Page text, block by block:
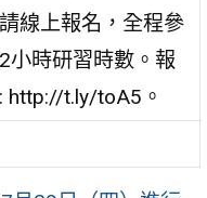
線上報名，全程參
小時研習時數。報
http://t.ly/toA5。